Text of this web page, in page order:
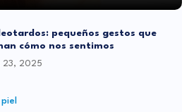
pequeños gestos que
cómo nos sentimos
23, 2025